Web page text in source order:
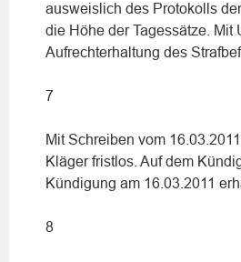
ausweislich des Protokolls
die Höhe der Tagessätze. Mit
Aufrechterhaltung des
7
Mit Schreiben vom
Kläger fristlos. Auf dem
Kündigung am 16.03.2011
8